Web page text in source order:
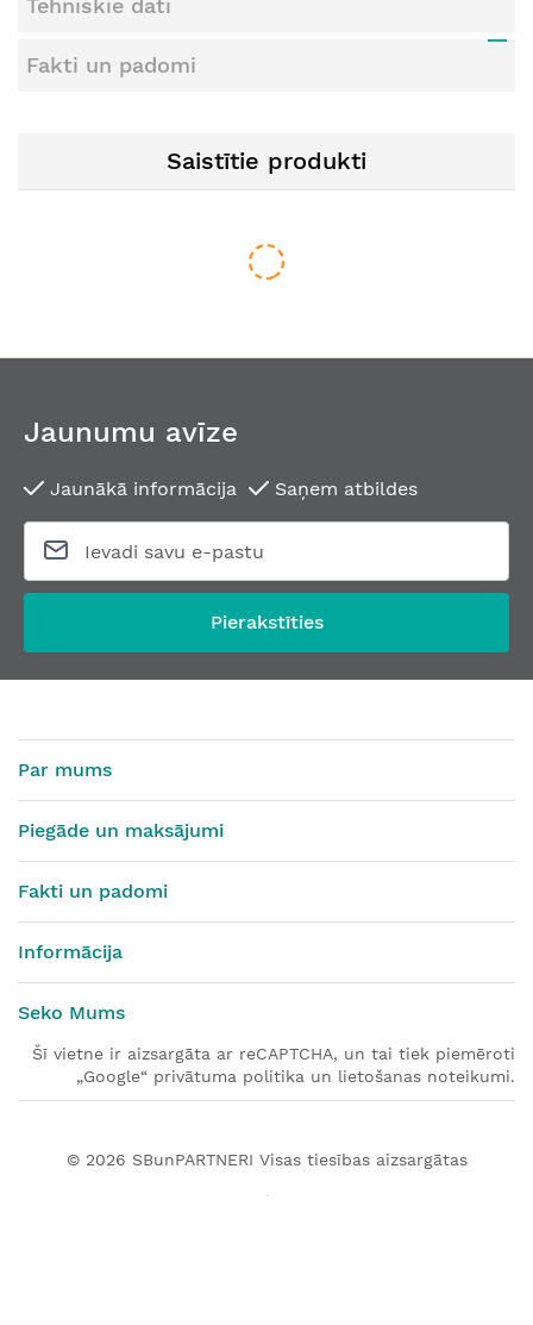
Tehniskie dati
Fakti un padomi
Saistītie produkti
Durvju rokturis HEIDI 1665 RB 027
No 90,53 €
No 43,71 €
Jaunumu avīze
Jaunākā informācija Saņem atbildes
Pierakstīties
Par mums
Piegāde un maksājumi
Fakti un padomi
Informācija
Seko Mums
Šī vietne ir aizsargāta ar reCAPTCHA, un tai tiek piemēroti
„Google“ privātuma politika un lietošanas noteikumi.
© 2026 SBunPARTNERI Visas tiesības aizsargātas